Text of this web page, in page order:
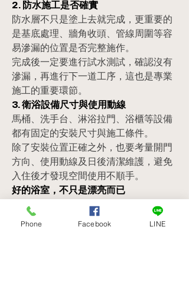
2. 防水施工是否確實
防水層不只是塗上去就完成，更重要的
是基底處理、牆角收頭、管線周圍等容
易滲漏的位置是否完整施作。
完成後一定要進行試水測試，確認沒有
滲漏，再進行下一道工序，這也是專業
施工的重要環節。
3. 衛浴設備尺寸與使用動線
馬桶、洗手台、淋浴拉門、浴櫃等設備
都有固定的安裝尺寸與施工條件。
除了安裝位置正確之外，也要考量開門
方向、使用動線及日後清潔維護，避免
入住後才發現空間使用不順手。
好的浴室，不只是漂亮而已
浴室每天都在使用，一旦防水或施工細
節沒有做好，後續維修往往比一開始做
好還要花更多成本。
Phone Facebook LINE